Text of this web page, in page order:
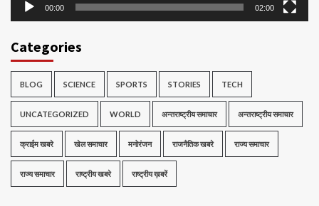
00:00 02:00
Categories
BLOG SCIENCE SPORTS STORIES TECH
UNCATEGORIZED WORLD अन्तराष्ट्रीय समाचार अन्तराष्ट्रीय समाचार
क्राईम खबरे खेल समाचार मनोरंजन राजनैतिक खबरे राज्य समाचार
राज्य समाचार राष्ट्रीय खबरे राष्ट्रीय ख़बरें